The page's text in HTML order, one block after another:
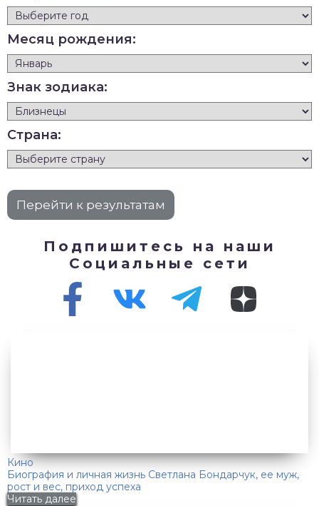
Месяц рождения:
Знак зодиака:
Страна:
Подпишитесь на наши
Социальные сети
Кино
Биография и личная жизнь Светлана Бондарчук, ее муж,
рост и вес, приход успеха
Читать далее